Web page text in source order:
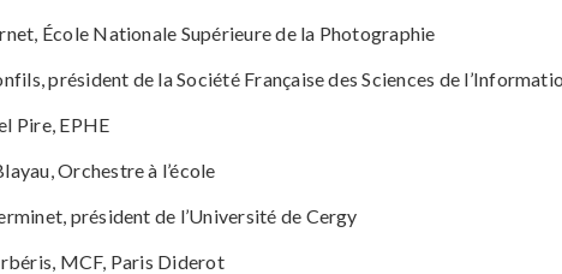
École Nationale Supérieure de la Photographie
président de la Société Française des Sciences de
Pire, EPHE
Orchestre à l’école
président de l’Université de Cergy
MCF, Paris Diderot